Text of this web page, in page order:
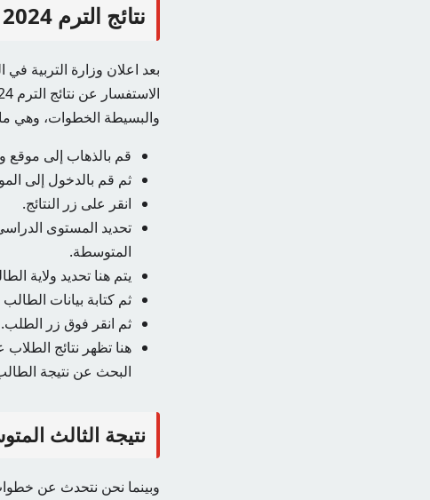
نتائج الترم 2024 صلاح الدين
والبسيطة الخطوات، وهي
قم بالذهاب إلى موقع
ثم قم بالدخول إلى
انقر على زر النتائج.
تحديد المستوى
المتوسطة.
يتم هنا تحديد ولاية
ثم كتابة بيانات
ثم انقر فوق زر الطلب.
البحث عن نتيجة
نتيجة الثالث المتوسط ​​2024 موقع